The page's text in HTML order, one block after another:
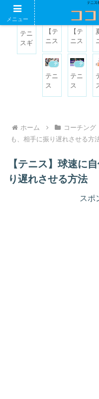
テニス
テニ
スギ
ア紹
nne
x”と
コーチング
【テ
ニス
コー
チ】
テー
マ設
定の
考え
ッス
ン】
コーチング
【テ
ニス
コー
チ】
ジュ
ニア
と接
する
事な
こと
ム】
テニス
テニ
ス
試合
めに
「強
が必
要！
テニス
テニ
ス
ダブ
対ボ
レー
にな
った
際の
ホーム コーチング
も、相手に振り遅れさせる方
【テニス】球速に
り遅れさせる方法
スポ
メニュー